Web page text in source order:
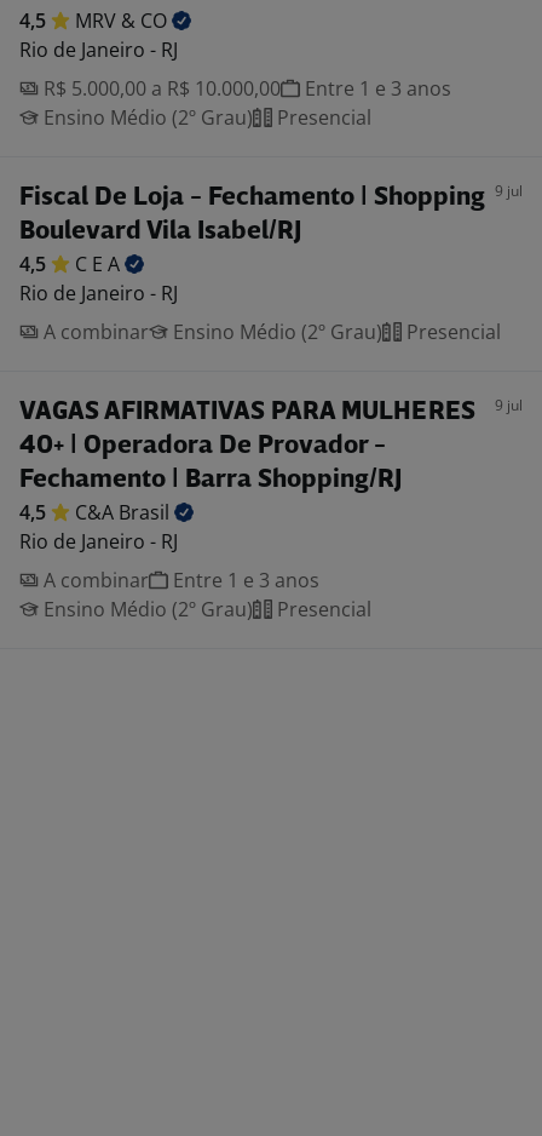
4,5 MRV & CO
Rio de Janeiro - RJ
R$ 5.000,00 a R$ 10.000,00
Entre 1 e 3 anos
Ensino Médio (2º Grau)
Presencial
Fiscal De Loja - Fechamento | Shopping
Boulevard Vila Isabel/RJ
9 jul
4,5 C E A
Rio de Janeiro - RJ
A combinar
Ensino Médio (2º Grau) Presencial
VAGAS AFIRMATIVAS PARA MULHERES
40+ | Operadora De Provador -
Fechamento | Barra Shopping/RJ
9 jul
4,5 C&A Brasil
Rio de Janeiro - RJ
A combinar
Entre 1 e 3 anos
Ensino Médio (2º Grau)
Presencial